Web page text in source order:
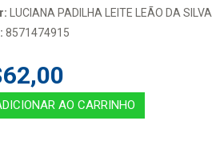
LUCIANA PADILHA LEITE LEÃO DA SILVA
8571474915
AO CARRINHO